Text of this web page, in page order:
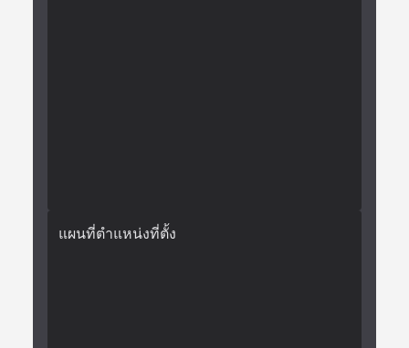
แผนที่ตำแหน่งที่ตั้ง